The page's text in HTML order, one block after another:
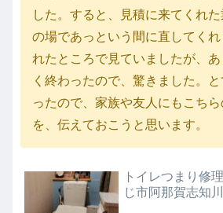
した。すると、見積に来てくれ
の場であっという間に直してく
れたところで見ていましたが、
く終わったので、驚きました。
ったので、家族や友人にもこち
を、伝えておこうと思います。
トイレつまり修
じ市阿那賀志知